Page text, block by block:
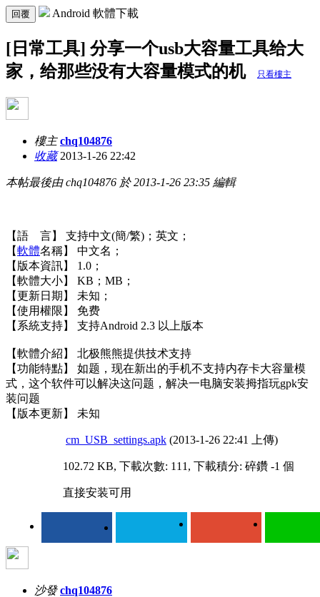
回覆 Android 軟體下載
[日常工具] 分享一个usb大容量工具给大
家，给那些没有大容量模式的机
只看樓主
樓主 chq104876
收藏2013-1-26 22:42
本帖最後由 chq104876 於 2013-1-26 23:35 編輯
【語 言】 支持中文(簡/繁)；英文；
【軟體名稱】 中文名；
【版本資訊】 1.0；
【軟體大小】 KB；MB；
【更新日期】 未知；
【使用權限】 免费
【系統支持】 支持Android 2.3 以上版本
【軟體介紹】 北极熊熊提供技术支持
【功能特點】 如题，现在新出的手机不支持内存卡大容量模
式，这个软件可以解决这问题，解决一电脑安装拇指玩gpk安
装问题
【版本更新】 未知
cm_USB_settings.apk (2013-1-26 22:41 上傳)
102.72 KB, 下載次數: 111, 下載積分: 碎鑽 -1 個
直接安装可用
沙發 chq104876